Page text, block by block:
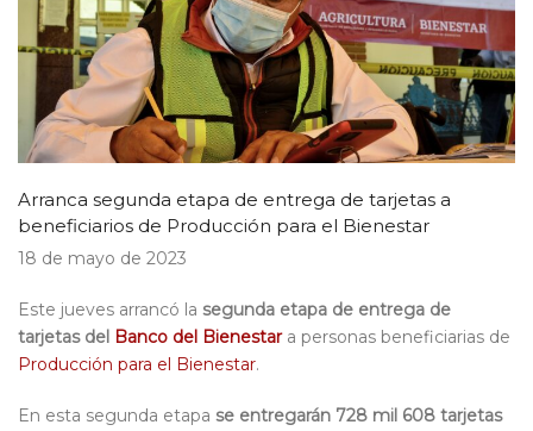
Arranca segunda etapa de entrega de tarjetas a
beneficiarios de Producción para el Bienestar
18 de mayo de 2023
Este jueves arrancó la segunda etapa de entrega de
tarjetas del Banco del Bienestara personas beneficiarias de
Producción para el Bienestar.
En esta segunda etapa se entregarán 728 mil 608 tarjetas